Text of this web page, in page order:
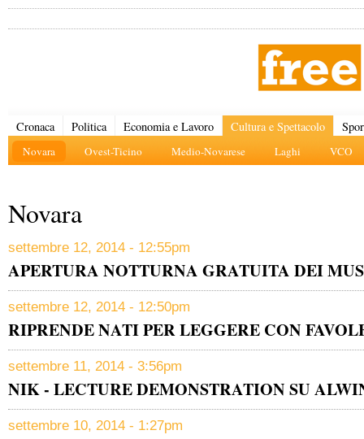
Cronaca Politica Economia e Lavoro Cultura e Spettacolo
Novara Ovest-Ticino Medio-Novarese Laghi VCO
Novara
settembre 12, 2014 - 12:55pm
APERTURA NOTTURNA GRATUITA DEI
settembre 12, 2014 - 12:50pm
RIPRENDE NATI PER LEGGERE CON
settembre 11, 2014 - 3:56pm
NIK - LECTURE DEMONSTRATION SU
settembre 10, 2014 - 1:27pm